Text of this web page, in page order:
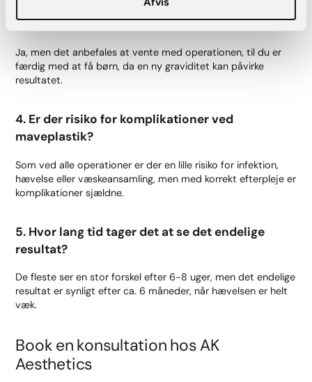
3. Kan jeg få en ny graviditet efter maveplastik?
Ja, men det anbefales at vente med operationen, til du er
færdig med at få børn, da en ny graviditet kan påvirke
resultatet.
4. Er der risiko for komplikationer ved
maveplastik?
Som ved alle operationer er der en lille risiko for infektion,
hævelse eller væskeansamling, men med korrekt efterpleje er
komplikationer sjældne.
5. Hvor lang tid tager det at se det endelige
resultat?
De fleste ser en stor forskel efter 6-8 uger, men det endelige
resultat er synligt efter ca. 6 måneder, når hævelsen er helt
væk.
Book en konsultation hos AK
Aesthetics